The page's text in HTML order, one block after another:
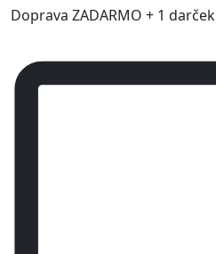
Doprava ZADARMO + 1 darček